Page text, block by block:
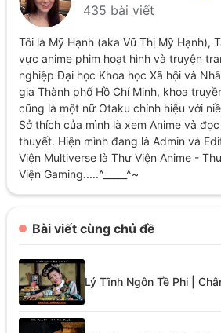
435 bài viết
Tôi là Mỹ Hạnh (aka Vũ Thị Mỹ Hạnh),
vực anime phim hoạt hình và truyện
nghiệp Đại học Khoa học Xã hội và
gia Thành phố Hồ Chí Minh, khoa
cũng là một nữ Otaku chính hiệu với
Sở thích của mình là xem Anime và
thuyết. Hiện mình đang là Admin và
Viện Multiverse là Thư Viện Anime -
Viện Gaming.....^_____^~
Bài viết cùng chủ đề
Lý Tĩnh Ngôn Tề Phi |